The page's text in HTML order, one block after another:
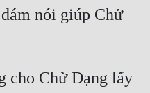
nói giúp Chử
cho Chử Dạng lấy